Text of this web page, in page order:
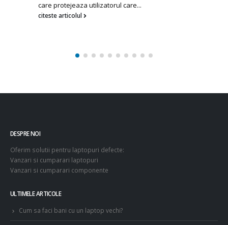
care protejeaza utilizatorul care...
citeste articolul
DESPRE NOI
Oferim solutii pentru laptopuri defecte:
Vanzari si cumparari laptopuri
Vanzari si cumparari componente
ULTIMELE ARTICOLE
Cum sa faci bani cu un laptop vechi?